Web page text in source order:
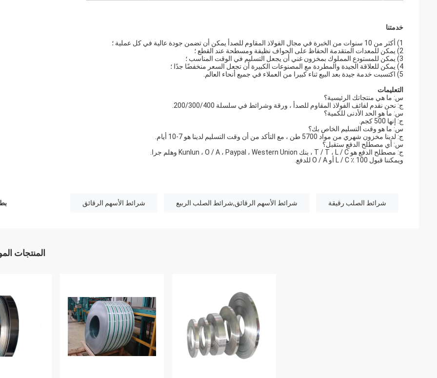
خدمتنا
1) أكثر من 10 سنوات من الخبرة في مجال الفولاذ المقاوم للصدأ يمكن أن تضمن جودة عالية في كل عملية ؛
2) يمكن للمعدات المتقدمة الحفاظ على الحواف نظيفة ومسطحة عند القطع ؛
3) يمكن للمستودع المملوك بمخزون غني أن يجعل التسليم في الوقت المناسب ؛
4) يمكن للعلاقة الجيدة والمطردة مع المصنوعات الكبيرة أن تجعل السعر منخفضًا جدًا ؛
5) اكتسبت خدمة جيدة بعد البيع ثناء كبيرا من العملاء في جميع أنحاء العالم.
التعليمات
س: ما هي منتجاتك الرئيسية؟
ج: نحن نقدم لفائف الفولاذ المقاوم للصدأ ، ورقة وشرائط في سلسلة 200/300/400.
س: ما هو الحد الأدنى للكمية؟
ج: إنها 500 كجم.
س: ما هو وقت التسليم الخاص بك؟
ج: لدينا مخزون شهري من مواد 5700 طن ، مع التأكد من أن وقت التسليم لدينا هو 7-10 أيام.
س: أي مصطلح الدفع ستقبل؟
ج: مصطلح الدفع هو T / T ، L / C ، بنك Kunlun ، O / A ، Paypal ، Western Union وهلم جرا.
ويمكننا قبول 100 ٪ L / C أو O / A للدفع.
شرائط الصلب رقيقة شرائط الأسهم الرقائق,شرائط الصلب الربيع شرائط الأسهم الرقائق
المنتجات